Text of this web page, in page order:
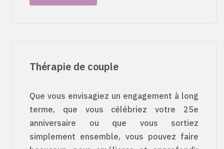
Thérapie de couple
Que vous envisagiez un engagement à long
terme, que vous célébriez votre 25e
anniversaire ou que vous sortiez
simplement ensemble, vous pouvez faire